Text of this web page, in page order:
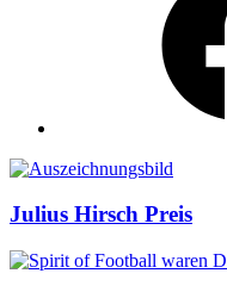
Auszeichnungen
Julius Hirsch Preis